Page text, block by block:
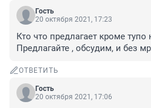
Гость
20 октября 2021, 17:23
Кто что предлагает кроме тупо
Предлагайте , обсудим, и без
ОТВЕТИТЬ
Гость
20 октября 2021, 17:06